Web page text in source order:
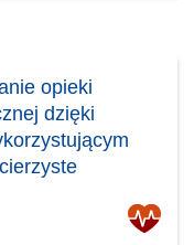
opieki
dzięki